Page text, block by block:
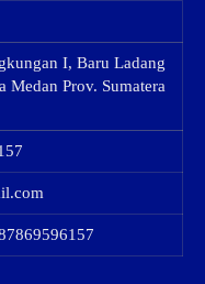
I, Baru Ladang
Medan Prov. Sumatera